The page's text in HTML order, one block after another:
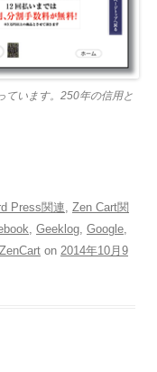
ています。250年の信用と
Press関連
Zen Cart関
Geeklog Google
ZenCart on 2014年10月9